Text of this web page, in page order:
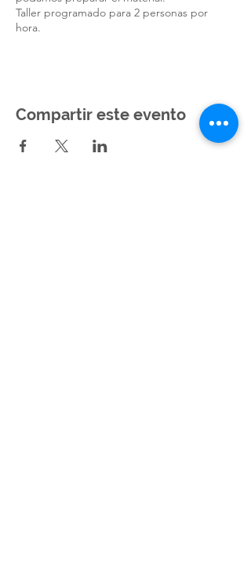
Taller programado para 2 personas por
hora.
Compartir este evento